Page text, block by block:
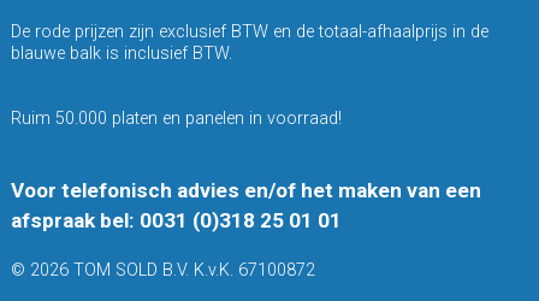
De rode prijzen zijn exclusief BTW en de totaal-afhaalprijs in de
blauwe balk is inclusief BTW.
Ruim 50.000 platen en panelen in voorraad!
Voor telefonisch advies en/of het maken van een
afspraak bel: 0031 (0)318 25 01 01
© 2026 TOM SOLD B.V. K.v.K. 67100872